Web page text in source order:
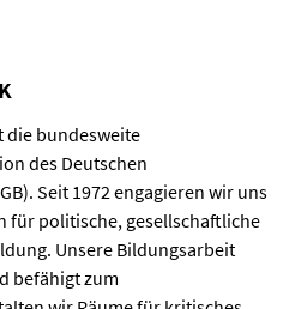
die bundesweite
des Deutschen
Seit 1972 engagieren wir uns
für politische, gesellschaftliche
Unsere Bildungsarbeit
befähigt zum